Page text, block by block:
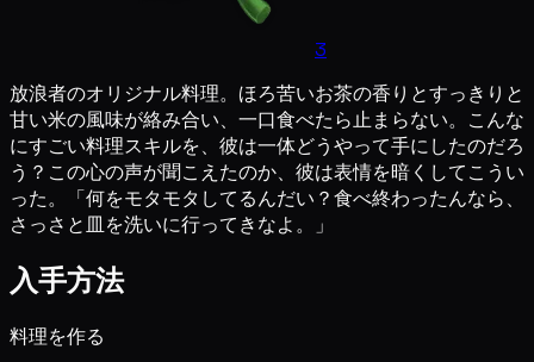
3
放浪者のオリジナル料理。ほろ苦いお茶の香りとすっきりと
甘い米の風味が絡み合い、一口食べたら止まらない。こんな
にすごい料理スキルを、彼は一体どうやって手にしたのだろ
う？この心の声が聞こえたのか、彼は表情を暗くしてこうい
った。「何をモタモタしてるんだい？食べ終わったんなら、
さっさと皿を洗いに行ってきなよ。」
入手方法
料理を作る